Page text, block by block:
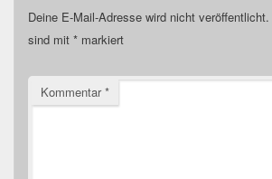
Deine E-Mail-Adresse wird nicht veröffentlicht.
sind mit * markiert
Kommentar*